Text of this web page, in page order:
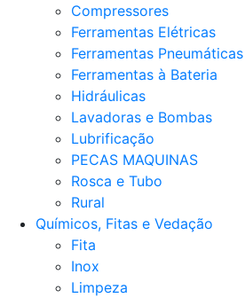
Compressores
Ferramentas Elétricas
Ferramentas Pneumáticas
Ferramentas à Bateria
Hidráulicas
Lavadoras e Bombas
Lubrificação
PECAS MAQUINAS
Rosca e Tubo
Rural
Químicos, Fitas e Vedação
Fita
Inox
Limpeza